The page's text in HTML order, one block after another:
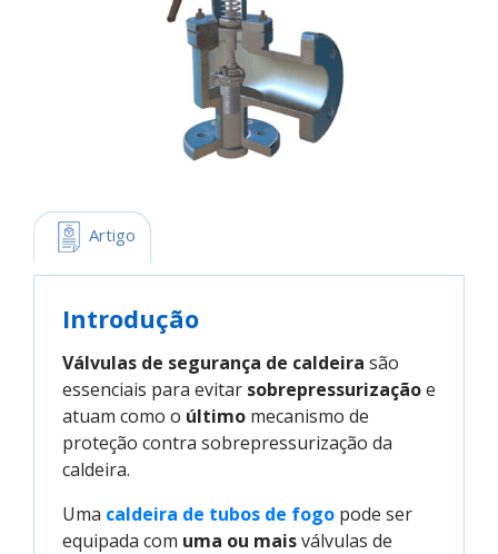
Artigo
Introdução
Válvulas de segurança de caldeira são
essenciais para evitar sobrepressurizaçãoe
atuam como o último mecanismo de
proteção contra sobrepressurização da
caldeira.
Uma caldeira de tubos de fogo pode ser
equipada com uma ou maisválvulas de